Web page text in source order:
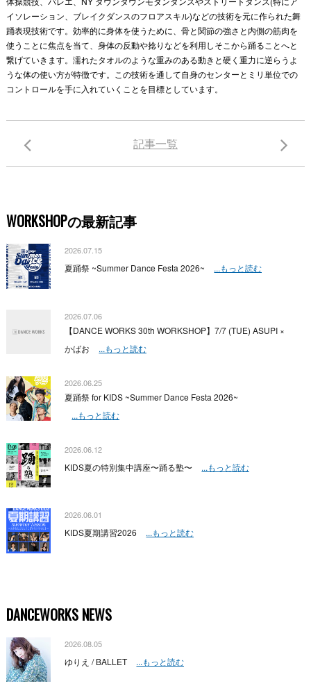
イソレーション、ブレイクダンスのフロアスキル)などの技術を元に作られた舞
踊表現技術です。効率的に身体を使うために、骨と関節の強さと内側の筋肉を
使うことに焦点を当て、身体の反動や捻りなどを利用しそこから踊ることへと
繋げていきます。濡れたタオルのような重みのある動きと硬く重力に逆らうよ
うな体の使い方が特徴です。この技術を通して自身のセンターとミリ単位での
コントロールを手に入れていくことを目標としています。
記事一覧
WORKSHOPの最新記事
2026.07.15
夏踊祭 ~Summer Dance Festa 2026~ ...もっと読む
2026.07.06
【DANCE WORKS 30th WORKSHOP】7/7 (TUE) ASUPI ×
かばお
...もっと読む
2026.06.25
夏踊祭 for KIDS ~Summer Dance Festa 2026~
...もっと読む
2026.06.12
KIDS夏の特別集中講座〜踊る塾〜 ...もっと読む
2026.06.01
KIDS夏期講習2026 ...もっと読む
DANCEWORKS NEWS
2026.08.05
ゆりえ / BALLET ...もっと読む